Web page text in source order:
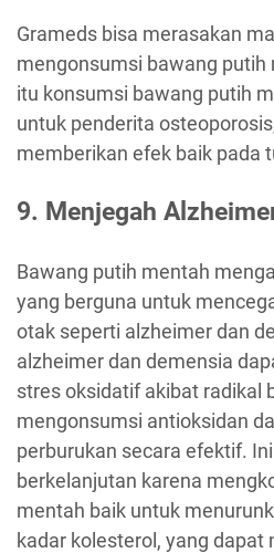
Grameds bisa merasakan
mengonsumsi bawang putih
itu konsumsi bawang putih
untuk penderita
memberikan efek baik pada
9. Menjegah
Bawang putih mentah
yang berguna untuk
otak seperti alzheimer dan
alzheimer dan demensia
stres oksidatif akibat radikal
mengonsumsi antioksidan
perburukan secara efektif.
berkelanjutan karena
mentah baik untuk
kadar kolesterol, yang dapat